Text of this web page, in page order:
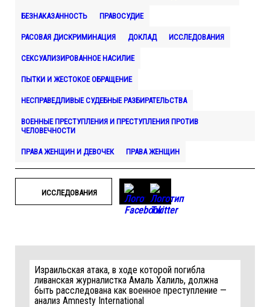
БЕЗНАКАЗАННОСТЬ ПРАВОСУДИЕ
РАСОВАЯ ДИСКРИМИНАЦИЯ ДОКЛАД ИССЛЕДОВАНИЯ
СЕКСУАЛИЗИРОВАННОЕ НАСИЛИЕ
ПЫТКИ И ЖЕСТОКОЕ ОБРАЩЕНИЕ
НЕСПРАВЕДЛИВЫЕ СУДЕБНЫЕ РАЗБИРАТЕЛЬСТВА
ВОЕННЫЕ ПРЕСТУПЛЕНИЯ И ПРЕСТУПЛЕНИЯ ПРОТИВ
ЧЕЛОВЕЧНОСТИ
ПРАВА ЖЕНЩИН И ДЕВОЧЕК ПРАВА ЖЕНЩИН
ИССЛЕДОВАНИЯ
Израильская атака, в ходе которой погибла
ливанская журналистка Амаль Халиль, должна
быть расследована как военное преступление —
анализ Amnesty International